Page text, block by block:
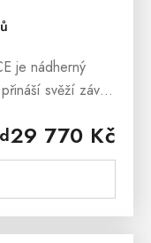
29 770 Kč
je nádherný
svěží závan
z masivního